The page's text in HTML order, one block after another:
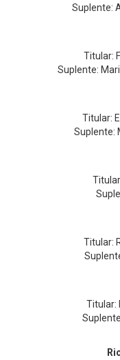
Suplente:
Titular:
Suplente:
Titular:
Suplente:
Titular:
Titular: